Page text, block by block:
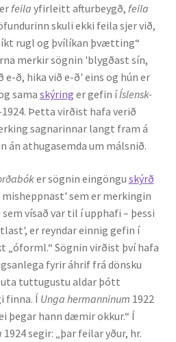
feila yfirleitt afturbeygð, feila
skuli ekki feila sjer við,
rugl og þvílíkan þvætting“
merkir sögnin 'blygðast sín,
e-ð, hika við e-ð' eins og hún er
sama skýring er gefin íÍslensk-
1924. Þetta virðist hafa verið
sagnarinnar langt fram á
án athugasemda um málsnið.
er sögnin eingöngu skýrð
sem er merkingin
vísað var til í upphafi – þessi
er reyndar einnig gefin í
„óforml.“ Sögnin virðist því hafa
fyrir áhrif frá dönsku
tuttugustu aldar þótt
finna. Í Unga hermanninum 1922
þegar hann dæmir okkur.“ Í
1924 segir: „þar feilar yður, hr.